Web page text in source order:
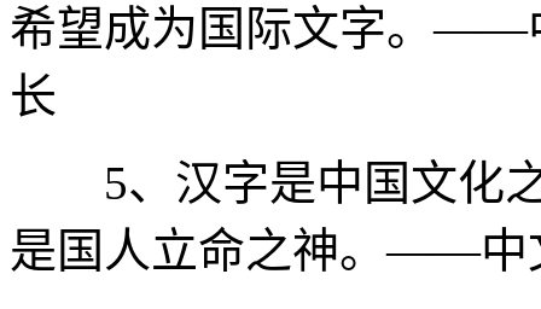
希望成为国际文字。——
长
5、汉字是中国文化之
是国人立命之神。——中